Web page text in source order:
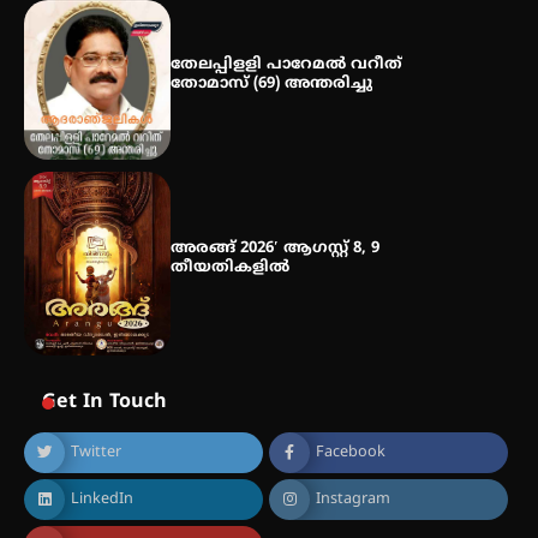
തേലപ്പിളളി പാറേമൽ വറീത്
തോമാസ് (69) അന്തരിച്ചു
അരങ്ങ് 2026′ ആഗസ്റ്റ് 8, 9
തീയതികളിൽ
Get In Touch
Twitter Facebook
LinkedIn Instagram